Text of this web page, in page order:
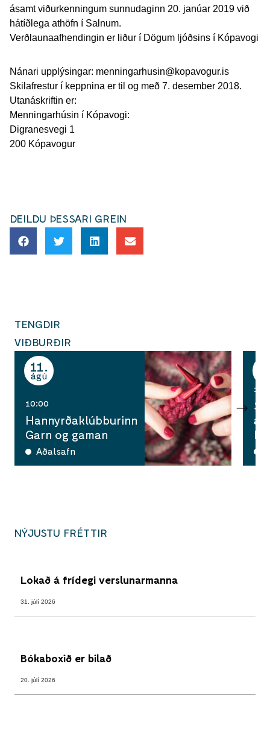
ásamt viðurkenningum sunnudaginn 20. janúar 2019 við
hátíðlega athöfn í Salnum.
Verðlaunaafhendingin er liður í Dögum ljóðsins í Kópavogi
Nánari upplýsingar: menningarhusin@kopavogur.is
Skilafrestur í keppnina er til og með 7. desember 2018.
Utanáskriftin er:
Menningarhúsin í Kópavogi:
Digranesvegi 1
200 Kópavogur
DEILDU ÞESSARI GREIN
TENGDIR
VIÐBURÐIR
11
ágú
10:00
Hannyrðaklúbburinn
Garn og gaman
Aðalsafn
NÝJUSTU FRÉTTIR
Lokað á frídegi verslunarmanna
31. júlí 2026
Bókaboxið er bilað
20. júlí 2026